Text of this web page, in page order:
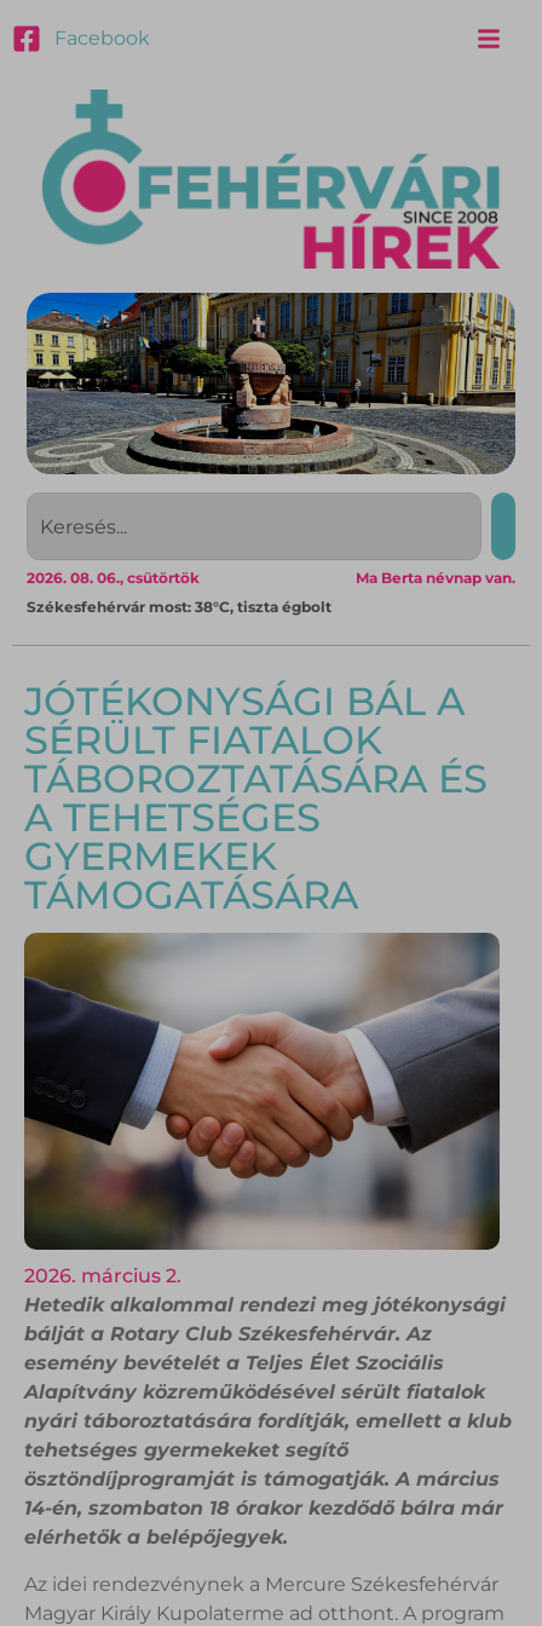
Facebook
Ma Berta névnap van.
2026. 08. 06., csütörtök
Székesfehérvár most: 38°C, tiszta égbolt
JÓTÉKONYSÁGI BÁL A
SÉRÜLT FIATALOK
TÁBOROZTATÁSÁRA ÉS
A TEHETSÉGES
GYERMEKEK
TÁMOGATÁSÁRA
2026. március 2.
Hetedik alkalommal rendezi meg jótékonysági
bálját a Rotary Club Székesfehérvár. Az
esemény bevételét a Teljes Élet Szociális
Alapítvány közreműködésével sérült fiatalok
nyári táboroztatására fordítják, emellett a klub
tehetséges gyermekeket segítő
ösztöndíjprogramját is támogatják. A március
14-én, szombaton 18 órakor kezdődő bálra már
elérhetők a belépőjegyek.
Az idei rendezvénynek a Mercure Székesfehérvár
Magyar Király Kupolaterme ad otthont. A program